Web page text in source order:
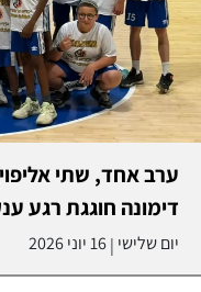
ערב אחד, שתי
דימונה חוגגת רגע
יום שלישי |16 יוני 2026